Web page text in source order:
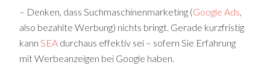
– Denken, dass Suchmaschinenmarketing (Google Ads,
also bezahlte Werbung) nichts bringt. Gerade kurzfristig
kannSEA durchaus effektiv sei – sofern Sie Erfahrung
mit Werbeanzeigen bei Google haben.